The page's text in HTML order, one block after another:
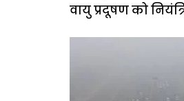
वायु प्रदूषण को